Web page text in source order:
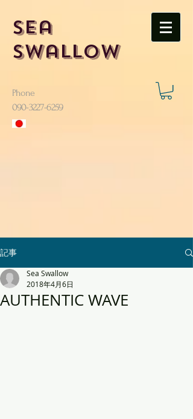
Sea
Swallow
Phone
​090-3227-6259
記事
AUTHENTIC WAVE
Sea Swallow
2018年4月6日